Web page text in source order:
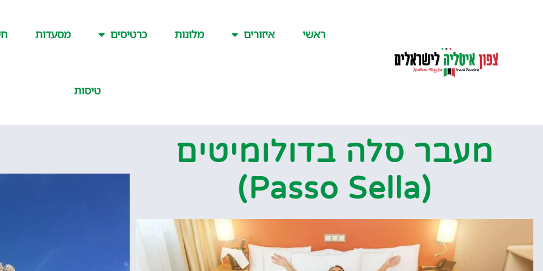
ראשי
איזורים מלונות כרטיסים מסעדות
טיסות
מעבר סלה בדולומיטים
(Passo Sella)